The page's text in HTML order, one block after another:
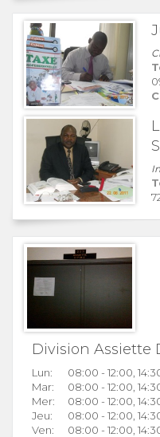
Division Assiette
Lun:
08:00 - 12:00,
Mar:
08:00 - 12:00,
Mer:
08:00 - 12:00,
Jeu:
08:00 - 12:00,
Ven:
08:00 - 12:00,